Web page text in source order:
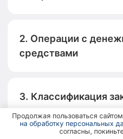
2. Операции с
средствами
3. Классификация
Продолжая пользоваться
на обработку персональных
согласны,